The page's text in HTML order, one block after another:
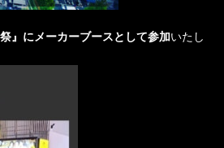
』にメーカーブースとして参加いたし